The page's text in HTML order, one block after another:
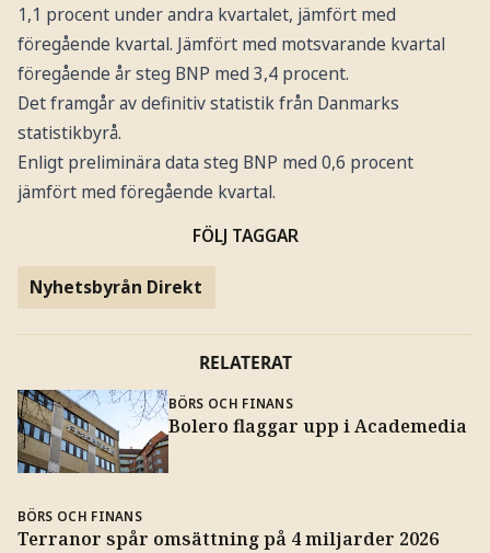
1,1 procent under andra kvartalet, jämfört med
föregående kvartal. Jämfört med motsvarande kvartal
föregående år steg BNP med 3,4 procent.
Det framgår av definitiv statistik från Danmarks
statistikbyrå.
Enligt preliminära data steg BNP med 0,6 procent
jämfört med föregående kvartal.
FÖLJ TAGGAR
Nyhetsbyrån Direkt
RELATERAT
BÖRS OCH FINANS
Bolero flaggar upp i Academedia
BÖRS OCH FINANS
Terranor spår omsättning på 4 miljarder 2026